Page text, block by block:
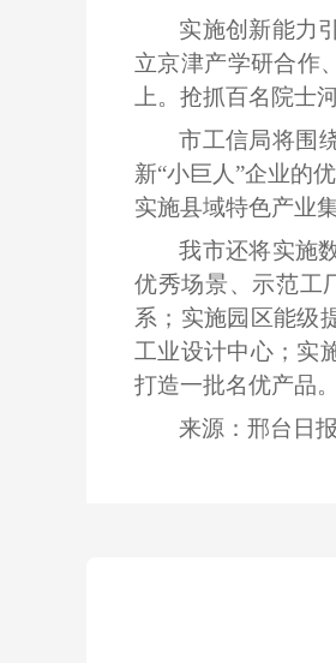
实施创新能力
立京津产学研合作、
上。抢抓百名院士
市工信局将围
新“小巨人”企业的
实施县域特色产业
我市还将实施
优秀场景、示范工
系；实施园区能级
工业设计中心；实
打造一批名优产品。
来源：邢台日报